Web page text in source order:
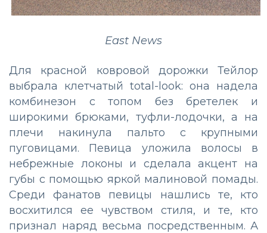
East News
Для красной ковровой дорожки Тейлор
выбрала клетчатый total-look: она надела
комбинезон с топом без бретелек и
широкими брюками, туфли-лодочки, а на
плечи накинула пальто с крупными
пуговицами. Певица уложила волосы в
небрежные локоны и сделала акцент на
губы с помощью яркой малиновой помады.
Среди фанатов певицы нашлись те, кто
восхитился ее чувством стиля, и те, кто
признал наряд весьма посредственным. А